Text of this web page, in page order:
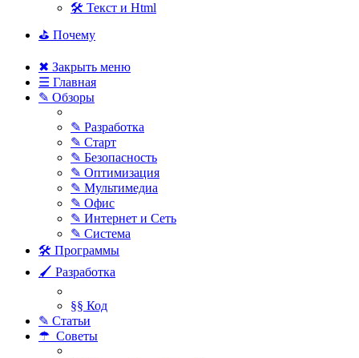
🛠 Текст и Html
⛳ Почему
✖ Закрыть меню
☰ Главная
✎ Обзоры
✎ Разработка
✎ Старт
✎ Безопасность
✎ Оптимизация
✎ Мультимедиа
✎ Офис
✎ Интернет и Сеть
✎ Система
🛠 Программы
🖌 Разработка
§§ Код
✎ Статьи
☂ Советы